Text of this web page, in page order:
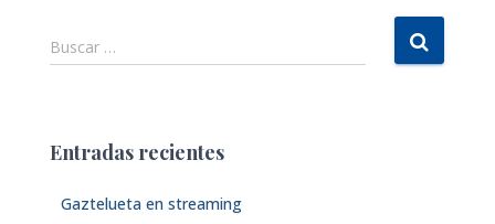
B
u
r
Buscar …
Entradas recientes
Gaztelueta en streaming